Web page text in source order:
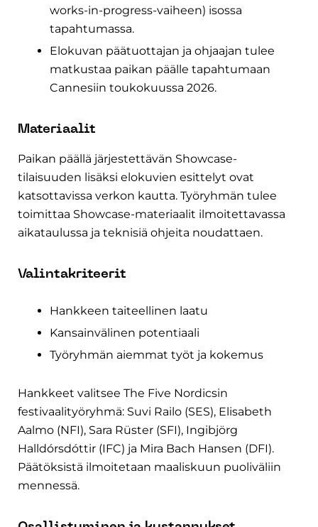
works-in-progress-vaiheen) isossa
tapahtumassa.
Elokuvan päätuottajan ja ohjaajan tulee
matkustaa paikan päälle tapahtumaan
Cannesiin toukokuussa 2026.
Materiaalit
Paikan päällä järjestettävän Showcase-
tilaisuuden lisäksi elokuvien esittelyt ovat
katsottavissa verkon kautta. Työryhmän tulee
toimittaa Showcase-materiaalit ilmoitettavassa
aikataulussa ja teknisiä ohjeita noudattaen.
Valintakriteerit
Hankkeen taiteellinen laatu
Kansainvälinen potentiaali
Työryhmän aiemmat työt ja kokemus
Hankkeet valitsee The Five Nordicsin
festivaalityöryhmä: Suvi Railo (SES), Elisabeth
Aalmo (NFI), Sara Rüster (SFI), Ingibjörg
Halldórsdóttir (IFC) ja Mira Bach Hansen (DFI).
Päätöksistä ilmoitetaan maaliskuun puoliväliin
mennessä.